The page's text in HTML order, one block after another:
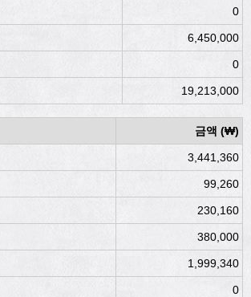
0
6,450,000
0
19,213,000
금액 (₩)
3,441,360
99,260
230,160
380,000
1,999,340
0